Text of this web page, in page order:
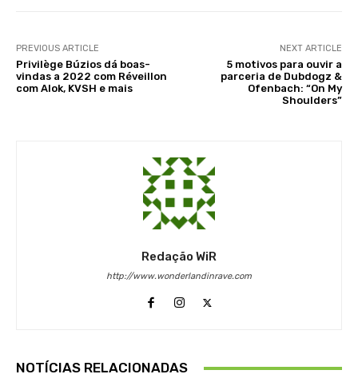
PREVIOUS ARTICLE
Privilège Búzios dá boas-
vindas a 2022 com Réveillon
com Alok, KVSH e mais
NEXT ARTICLE
5 motivos para ouvir a
parceria de Dubdogz &
Ofenbach: “On My
Shoulders”
Redação WiR
http://www.wonderlandinrave.com
NOTÍCIAS RELACIONADAS